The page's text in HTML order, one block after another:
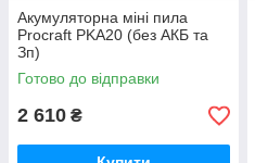
Акумуляторна міні пила
Procraft PKA20 (без АКБ та
Зп)
Готово до відправки
2 610 ₴